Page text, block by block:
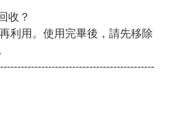
收？
利用。使用完畢後，請先移除